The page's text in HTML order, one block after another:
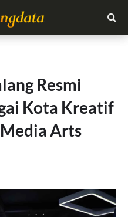
Resmi
Kota Kreatif
Arts